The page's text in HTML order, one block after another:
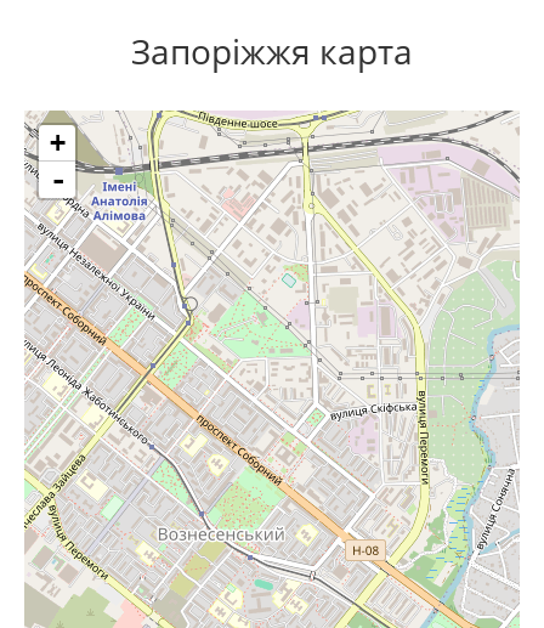
Запоріжжя карта
+
-